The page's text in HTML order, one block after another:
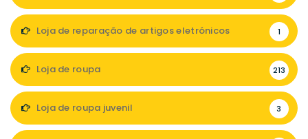
Loja de reparação de artigos eletrónicos 1
Loja de roupa 213
Loja de roupa juvenil 3